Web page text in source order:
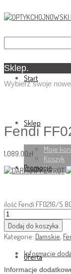
Start
Sklep
Moje
Koszyk
Kasa
Promocje
O nas
Oferta
Sklep.
Wybierz swoje
Fendi
1,089.00zł
ilość Fendi FF0216/S
Dodaj do koszyka
Kategorie: Damskie,
Informacje
Informacje